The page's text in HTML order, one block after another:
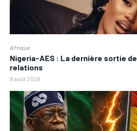
Afrique
Nigeria-AES : La dernière sortie
relations
8 août 2026